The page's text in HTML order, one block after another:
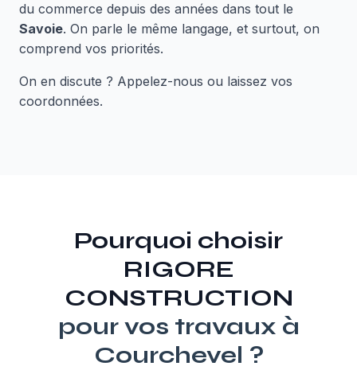
du commerce depuis des années dans tout le
Savoie. On parle le même langage, et surtout, on
comprend vos priorités.
On en discute ? Appelez-nous ou laissez vos
coordonnées.
Pourquoi choisir
RIGORE
CONSTRUCTION
pour vos travaux à
Courchevel ?